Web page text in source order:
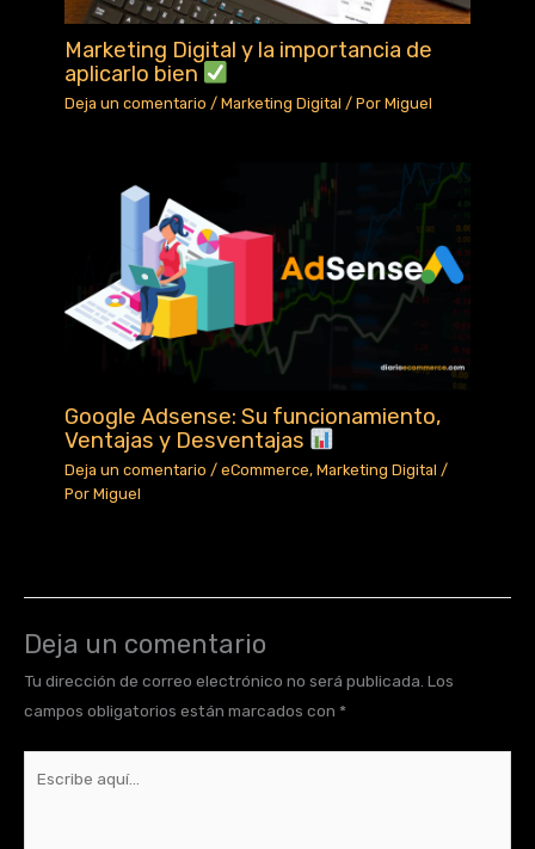
Marketing Digital y la importancia de
aplicarlo bien
Deja un comentario /Marketing Digital / PorMiguel
Google Adsense: Su funcionamiento,
Ventajas y Desventajas
Deja un comentario /eCommerce,Marketing Digital /
PorMiguel
Deja un comentario
Tu dirección de correo electrónico no será publicada. Los
campos obligatorios están marcados con *